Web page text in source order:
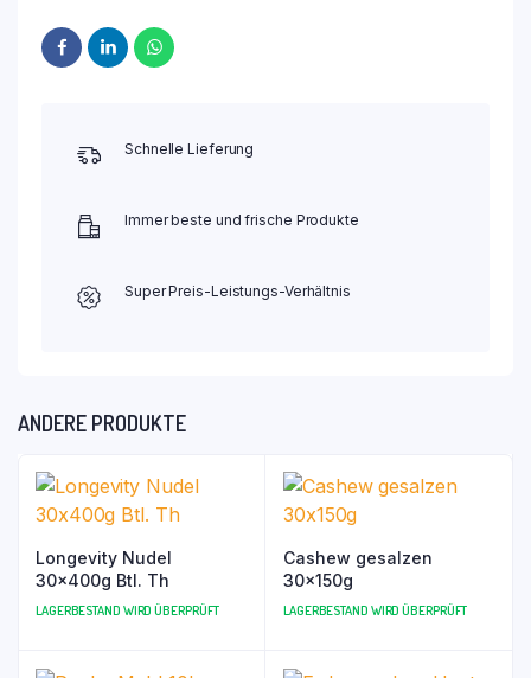
Schnelle Lieferung
Immer beste und frische Produkte
Super Preis-Leistungs-Verhältnis
ANDERE PRODUKTE
Longevity Nudel
30x400g Btl. Th
LAGERBESTAND WIRD ÜBERPRÜFT
Cashew gesalzen
30x150g
LAGERBESTAND WIRD ÜBERPRÜFT